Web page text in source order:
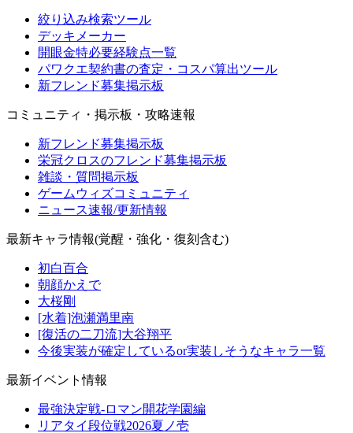
絞り込み検索ツール
デッキメーカー
開眼金特必要経験点一覧
パワクエ契約書の査定・コスパ算出ツール
新フレンド募集掲示板
コミュニティ・掲示板・攻略速報
新フレンド募集掲示板
栄冠クロスのフレンド募集掲示板
雑談・質問掲示板
ゲームウィズコミュニティ
ニュース速報/更新情報
最新キャラ情報(覚醒・強化・復刻含む)
初白百合
朝顔かえで
大桜剛
[水着]泡瀬満里南
[復活の二刀流]大谷翔平
今後実装が確定しているor実装しそうなキャラ一覧
最新イベント情報
最強決定戦-ロマン開花学園編
リアタイ段位戦2026夏ノ壱